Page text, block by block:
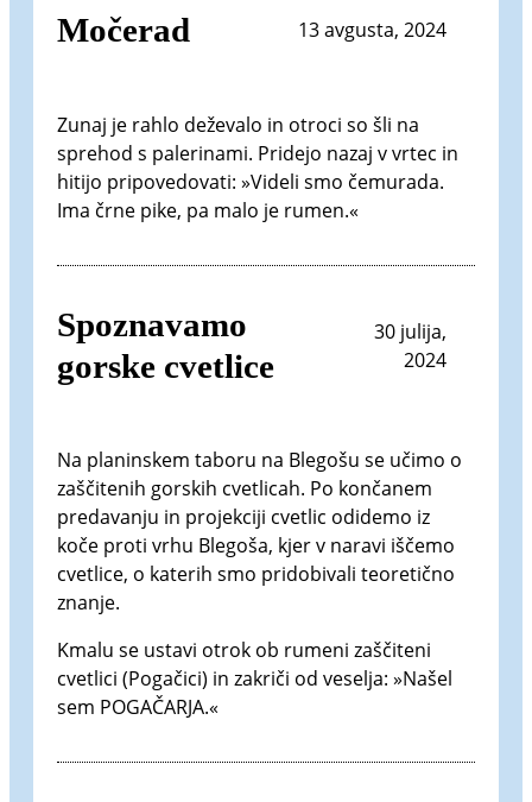
Močerad 13 avgusta, 2024
Zunaj je rahlo deževalo in otroci so šli na
sprehod s palerinami. Pridejo nazaj v vrtec in
hitijo pripovedovati: »Videli smo čemurada.
Ima črne pike, pa malo je rumen.«
Spoznavamo
gorske cvetlice
30 julija,
2024
Na planinskem taboru na Blegošu se učimo o
zaščitenih gorskih cvetlicah. Po končanem
predavanju in projekciji cvetlic odidemo iz
koče proti vrhu Blegoša, kjer v naravi iščemo
cvetlice, o katerih smo pridobivali teoretično
znanje.
Kmalu se ustavi otrok ob rumeni zaščiteni
cvetlici (Pogačici) in zakriči od veselja: »Našel
sem POGAČARJA.«